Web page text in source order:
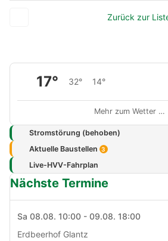
Zurück zur
17° 32° 14°
Mehr zum Wetter …
Stromstörung (behoben)
Aktuelle Baustellen 3
Live-HVV-Fahrplan
Nächste Termine
Sa 08.08. 10:00 - 09.08. 18:00
Erdbeerhof Glantz